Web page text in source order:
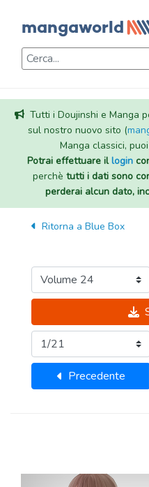
Tutti i Doujinshi e Manga
sul nostro nuovo sito (
Manga classici,
Potrai effettuare illogin
perchè tutti i dati sono
perderai alcun dato,
Ritorna a Blue Box
Precedente